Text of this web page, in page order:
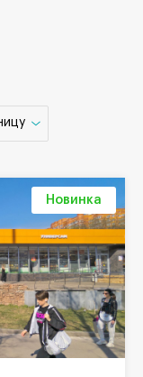
Новинка